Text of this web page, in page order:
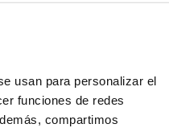
usan para personalizar el
funciones de redes
compartimos
a tiempo